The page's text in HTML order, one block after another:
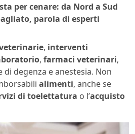
per cenare: da Nord a Sud
parola di esperti
, interventi
, farmaci veterinari,
di degenza e anestesia. Non
alimenti, anche se
di toelettatura o l’acquisto